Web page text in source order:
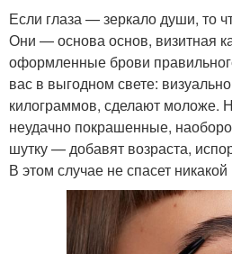
Если глаза — зеркало души, то
Они — основа основ, визитная
оформленные брови
вас в выгодном свете:
килограммов, сделают моложе.
неудачно покрашенные,
шутку — добавят возраста,
В этом случае не спасет